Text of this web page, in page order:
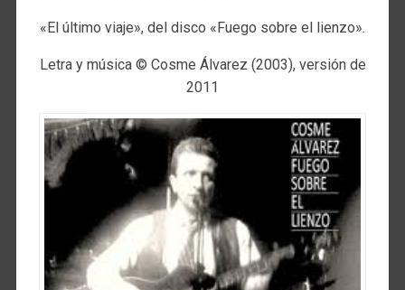
«El último viaje», del disco «Fuego sobre el lienzo».
Letra y música © Cosme Álvarez (2003), versión de
2011